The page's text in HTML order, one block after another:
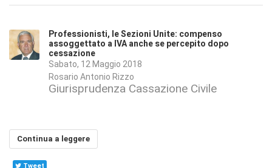
Professionisti, le Sezioni Unite: compenso
assoggettato a IVA anche se percepito dopo
cessazione
Sabato, 12 Maggio 2018
Rosario Antonio Rizzo
Giurisprudenza Cassazione Civile
Continua a leggere
Tweet